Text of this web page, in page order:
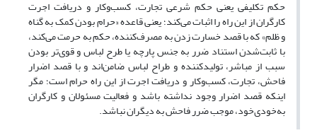
حکم تکلیفی یعنی حکم شرعی تجارت، کسب‌وکار و دریافت اجرت
کارگران از این راه را اثبات می‌کند؛ یعنی قاعده «حرام بودن کمک به گناه
و ظلم» که با قصد خسارت زدن به مصرف‌کننده، حکم به حرمت می‌کند،
با ثابت‌شدن استناد ضرر به جنس پارچه یا طرح لباس و قوی‌تر بودن
سبب از مباشر، تولید‌کننده و طراح لباس ضامن‌اند و با قصد‌ اضرار
فاحش، تجارت، کسب‌وکار و دریافت اجرت از این راه حرام است؛ مگر
اینکه قصد اضرار وجود نداشته باشد و فعالیت مسئولان و کارگران
به‌خودی‌خود، موجب ضرر فاحش به دیگران نباشد.